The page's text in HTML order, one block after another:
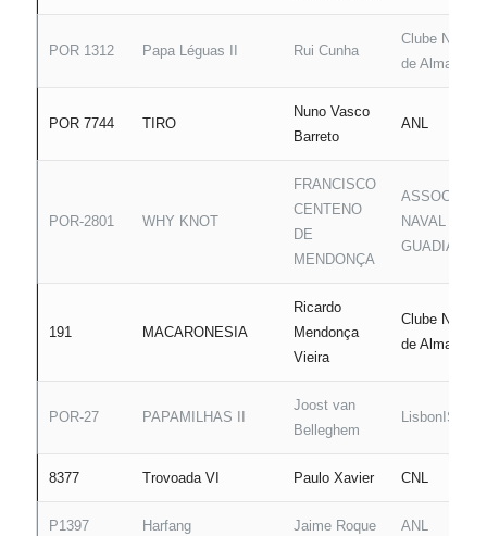
POR 1312 Papa Léguas II Rui Cunha
Clube
de Almada
POR 7744 TIRO
Nuno Vasco
Barreto
ANL
POR-2801 WHY KNOT
FRANCISCO
CENTENO
DE
MENDONÇA
NAVAL DO
GUADIANA
191 MACARONESIA
Ricardo
Mendonça
Vieira
Clube
de Almada
POR-27 PAPAMILHAS II
Joost van
Belleghem
LisbonISC
8377 Trovoada VI Paulo Xavier CNL
P1397 Harfang Jaime Roque ANL